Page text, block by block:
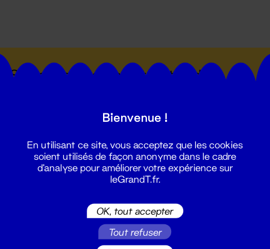
Suivez toutes les actualités du
Bienvenue !
En utilisant ce site, vous acceptez que les cookies
soient utilisés de façon anonyme dans le cadre
d'analyse pour améliorer votre expérience sur
leGrandT.fr.
OK, tout accepter
Tout refuser